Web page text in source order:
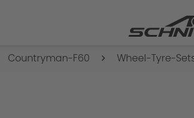
Countryman-F60 Wheel-Tyre-